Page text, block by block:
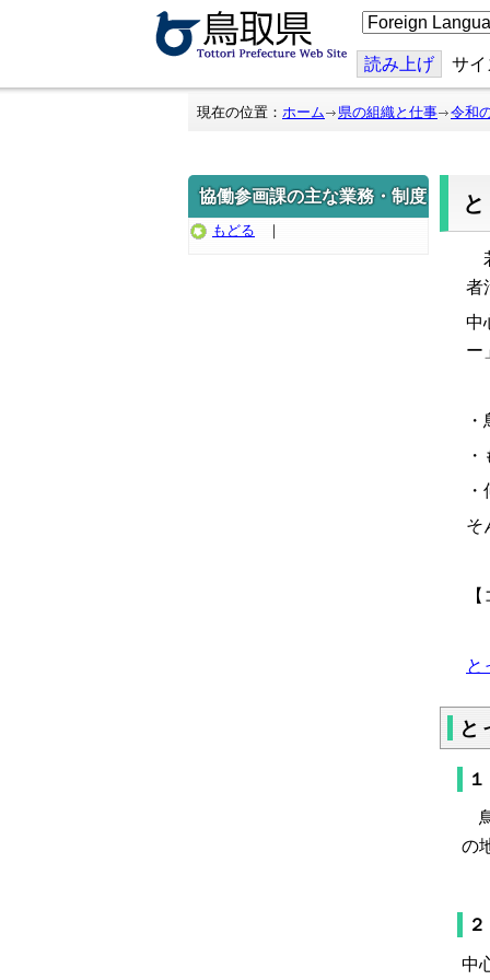
こ
の
ジ
を
翻
読み上げ サイ
現在の位置： ホーム 県の組織と仕事 令和
協働参画課の主な業務・制度
もどる ｜
者
中
ー
そ
と
と
の
中